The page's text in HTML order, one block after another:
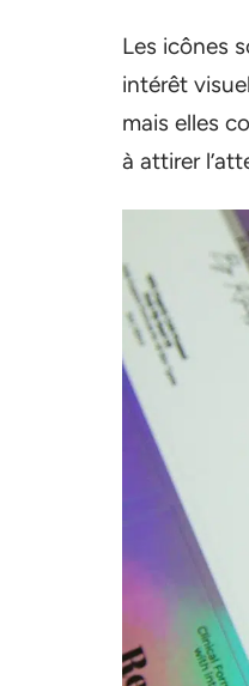
Les icônes
intérêt
mais elles
à attirer